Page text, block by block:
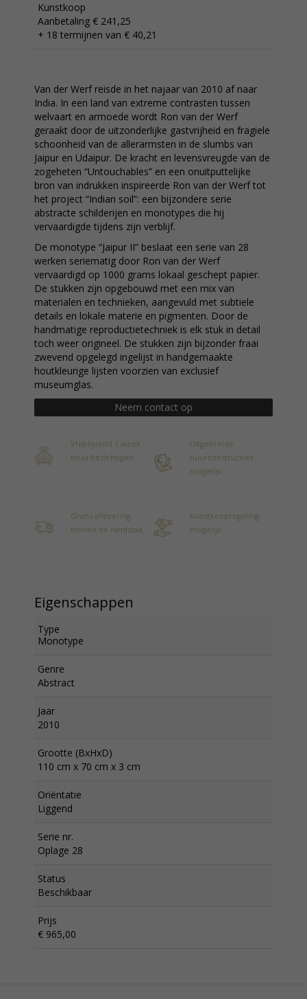
Kunstkoop
Aanbetaling € 241,25
+ 18 termijnen van € 40,21
Van der Werf reisde in het najaar van 2010 af naar
India. In een land van extreme contrasten tussen
welvaart en armoede wordt Ron van der Werf
geraakt door de uitzonderlijke gastvrijheid en fragiele
schoonheid van de allerarmsten in de slumbs van
Jaipur en Udaipur. De kracht en levensvreugde van de
zogeheten “Untouchables” en een onuitputtelijke
bron van indrukken inspireerde Ron van der Werf tot
het project “Indian soil”: een bijzondere serie
abstracte schilderijen en monotypes die hij
vervaardigde tijdens zijn verblijf.
De monotype “Jaipur II” beslaat een serie van 28
werken seriematig door Ron van der Werf
vervaardigd op 1000 grams lokaal geschept papier.
De stukken zijn opgebouwd met een mix van
materialen en technieken, aangevuld met subtiele
details en lokale materie en pigmenten. Door de
handmatige reproductietechniek is elk stuk in detail
toch weer origineel. De stukken zijn bijzonder fraai
zwevend opgelegd ingelijst in handgemaakte
houtkleurige lijsten voorzien van exclusief
museumglas.
Neem contact op
Vrijblijvend 1 week
thuis bezichtigen
Uitgebreide
huurconstructies
mogelijk
Gratis aflevering
binnen de randstad
Kunstkoopregeling
mogelijk
Eigenschappen
Type
Monotype
Genre
Abstract
Jaar
2010
Grootte (BxHxD)
110 cm x 70 cm x 3 cm
Oriëntatie
Liggend
Serie nr.
Oplage 28
Status
Beschikbaar
Prijs
€ 965,00